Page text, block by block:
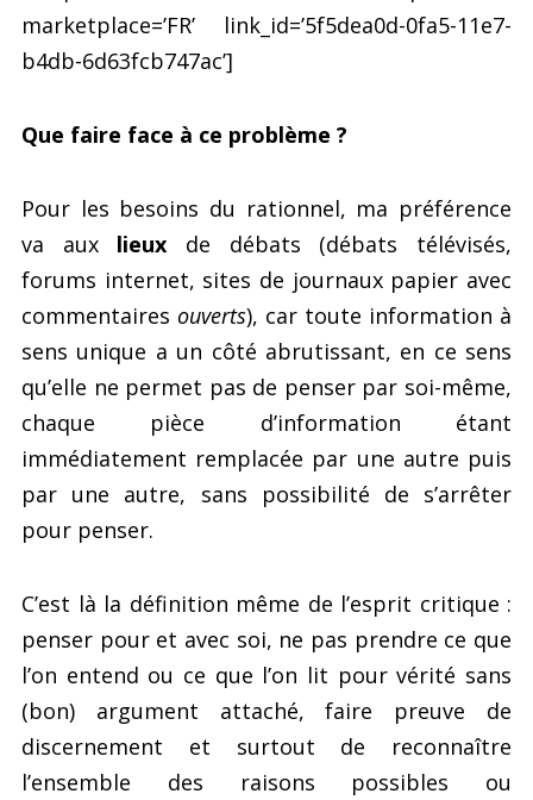
marketplace=’FR’ link_id=’5f5dea0d-0fa5-11e7-
b4db-6d63fcb747ac’]
Que faire face à ce problème ?
Pour les besoins du rationnel, ma préférence
va aux lieux de débats (débats télévisés,
forums internet, sites de journaux papier avec
commentaires ouverts), car toute information à
sens unique a un côté abrutissant, en ce sens
qu’elle ne permet pas de penser par soi-même,
chaque pièce d’information étant
immédiatement remplacée par une autre puis
par une autre, sans possibilité de s’arrêter
pour penser.
C’est là la définition même de l’esprit critique :
penser pour et avec soi, ne pas prendre ce que
l’on entend ou ce que l’on lit pour vérité sans
(bon) argument attaché, faire preuve de
discernement et surtout de reconnaître
l’ensemble des raisons possibles ou